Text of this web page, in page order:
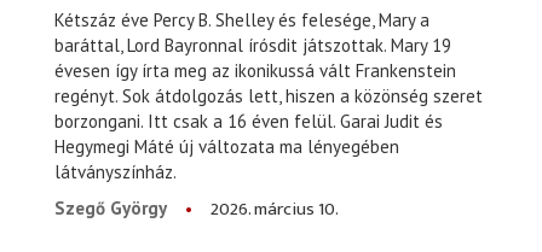
Kétszáz éve Percy B. Shelley és felesége, Mary a
baráttal, Lord Bayronnal írósdit játszottak. Mary 19
évesen így írta meg az ikonikussá vált Frankenstein
regényt. Sok átdolgozás lett, hiszen a közönség szeret
borzongani. Itt csak a 16 éven felül. Garai Judit és
Hegymegi Máté új változata ma lényegében
látványszínház.
Szegő György
2026. március 10.